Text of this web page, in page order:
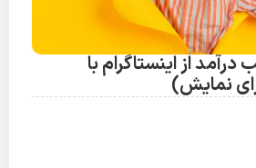
درآمد از اینستاگرام با
نمایش)